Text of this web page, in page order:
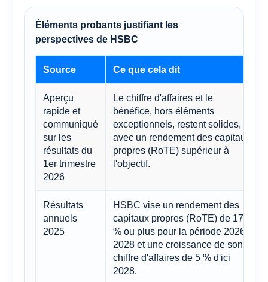
Éléments probants justifiant les
perspectives de HSBC
Source Ce que cela dit
Aperçu
rapide et
communiqué
sur les
résultats du
1er trimestre
2026
Le chiffre d'affaires et le
bénéfice, hors éléments
exceptionnels, restent solides,
avec un rendement des capitaux
propres (RoTE) supérieur à
l'objectif.
Résultats
annuels
2025
HSBC vise un rendement des
capitaux propres (RoTE) de 17
% ou plus pour la période 2026-
2028 et une croissance de son
chiffre d'affaires de 5 % d'ici
2028.